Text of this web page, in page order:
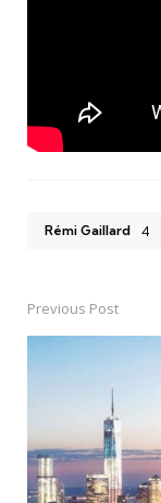
Rémi Gaillard 4
Post
navigation
Previous Post